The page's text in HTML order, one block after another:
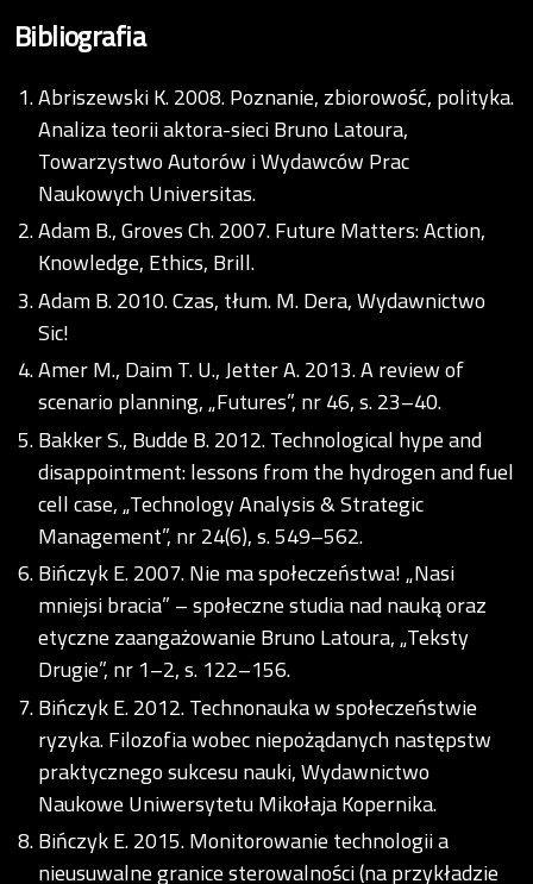
Bibliografia
Abriszewski K. 2008. Poznanie, zbiorowość, polityka.
Analiza teorii aktora-sieci Bruno Latoura,
Towarzystwo Autorów i Wydawców Prac
Naukowych Universitas.
Adam B., Groves Ch. 2007. Future Matters: Action,
Knowledge, Ethics, Brill.
Adam B. 2010. Czas, tłum. M. Dera, Wydawnictwo
Sic!
Amer M., Daim T. U., Jetter A. 2013. A review of
scenario planning, „Futures”, nr 46, s. 23–40.
Bakker S., Budde B. 2012. Technological hype and
disappointment: lessons from the hydrogen and fuel
cell case, „Technology Analysis & Strategic
Management”, nr 24(6), s. 549–562.
Bińczyk E. 2007. Nie ma społeczeństwa! „Nasi
mniejsi bracia” – społeczne studia nad nauką oraz
etyczne zaangażowanie Bruno Latoura, „Teksty
Drugie”, nr 1–2, s. 122–156.
Bińczyk E. 2012. Technonauka w społeczeństwie
ryzyka. Filozofia wobec niepożądanych następstw
praktycznego sukcesu nauki, Wydawnictwo
Naukowe Uniwersytetu Mikołaja Kopernika.
Bińczyk E. 2015. Monitorowanie technologii a
nieusuwalne granice sterowalności (na przykładzie